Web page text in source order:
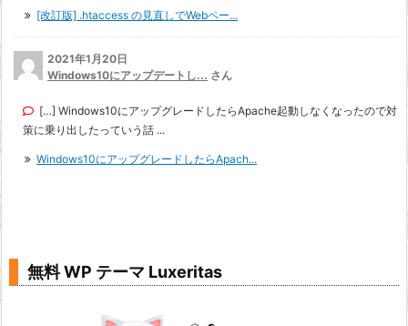
[改訂版] .htaccess の見直しでWebペー...
2021年1月20日
Windows10にアップデートし... さん
[…] Windows10にアップグレードしたらApache起動しなくなったので対
策に乗り出したっていう話 ...
Windows10にアップグレードしたらApach...
無料 WP テーマ Luxeritas